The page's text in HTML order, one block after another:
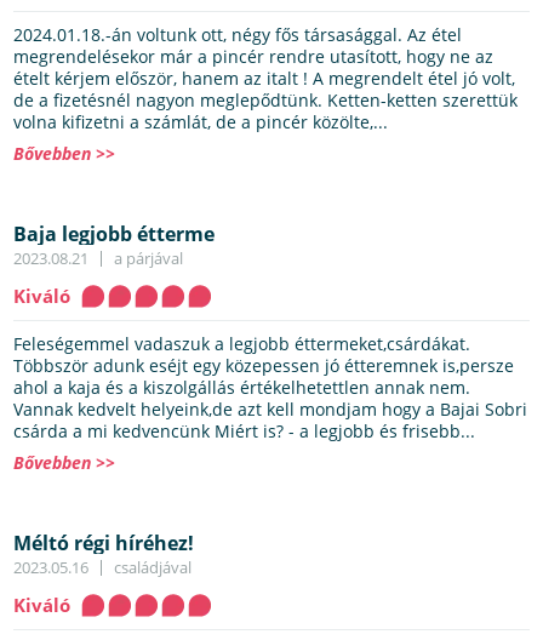
2024.01.18.-án voltunk ott, négy fős társasággal. Az étel
megrendelésekor már a pincér rendre utasított, hogy ne az
ételt kérjem először, hanem az italt ! A megrendelt étel jó volt,
de a fizetésnél nagyon meglepődtünk. Ketten-ketten szerettük
volna kifizetni a számlát, de a pincér közölte,...
Bővebben >>
Baja legjobb étterme
2023.08.21 a párjával
Kiváló
Feleségemmel vadaszuk a legjobb éttermeket,csárdákat.
Többször adunk eséjt egy közepessen jó étteremnek is,persze
ahol a kaja és a kiszolgállás értékelhetettlen annak nem.
Vannak kedvelt helyeink,de azt kell mondjam hogy a Bajai Sobri
csárda a mi kedvencünk Miért is? - a legjobb és frisebb...
Bővebben >>
Méltó régi híréhez!
2023.05.16 családjával
Kiváló